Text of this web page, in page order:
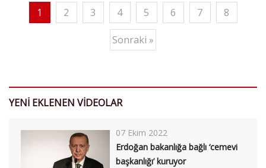
1 2 3 4 5 6 7 8
Sonraki »
YENİ EKLENEN VİDEOLAR
07 Ekim 2022
Erdoğan bakanlığa bağlı ‘cemevi
başkanlığı’ kuruyor